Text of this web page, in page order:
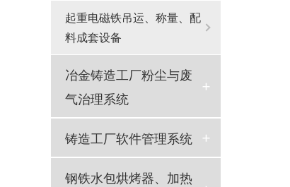
起重电磁铁吊运、称量、配
料成套设备
冶金铸造工厂粉尘与废
气治理系统
铸造工厂软件管理系统
钢铁水包烘烤器、加热